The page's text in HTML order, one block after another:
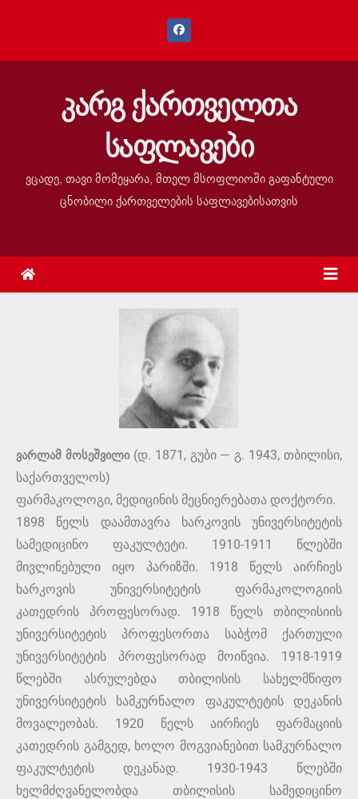
კარგ ქართველთა
საფლავები
ვცადე, თავი მომეყარა, მთელ მსოფლიოში გაფანტული
ცნობილი ქართველების საფლავებისათვის
ვარლამ მოსეშვილი(დ. 1871, გუბი — გ. 1943, თბილისი,
საქართველოს)
ფარმაკოლოგი, მედიცინის მეცნიერებათა დოქტორი.
1898 წელს დაამთავრა ხარკოვის უნივერსიტეტის
სამედიცინო ფაკულტეტი. 1910-1911 წლებში
მივლინებული იყო პარიზში. 1918 წელს აირჩიეს
ხარკოვის უნივერსიტეტის ფარმაკოლოგიის
კათედრის პროფესორად. 1918 წელს თბილისიის
უნივერსიტეტის პროფესორთა საბჭომ ქართული
უნივერსიტეტის პროფესორად მოიწვია. 1918-1919
წლებში ასრულებდა თბილისის სახელმწიფო
უნივერსიტეტის სამკურნალო ფაკულტეტის დეკანის
მოვალეობას. 1920 წელს აირჩიეს ფარმაციის
კათედრის გამგედ, ხოლო მოგვიანებით სამკურნალო
ფაკულტეტის დეკანად. 1930-1943 წლებში
ხელმძღვანელობდა თბილისის სამედიცინო